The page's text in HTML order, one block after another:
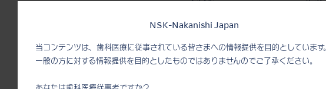
NSK-Nakanishi Japan
当コンテンツは、歯科医療に従事されている皆さまへの情報提供を目的としています
一般の方に対する情報提供を目的としたものではありませんのでご了承ください。
ファイル
ハン
上下